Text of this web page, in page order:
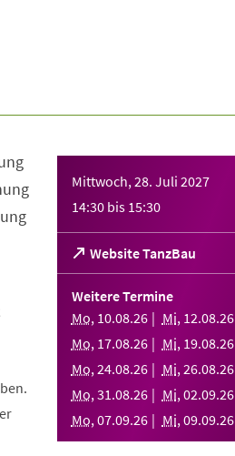
Mittwoch, 28. Juli 2027
14:30 bis 15:30
Website TanzBau
(Öffnet
in
einem
Tab)
Weitere Termine
Mo, 10.08.26 Mi, 12.08.26
Mo, 17.08.26 Mi, 19.08.26
Mo,24.08.26 Mi,26.08.26
Mo,31.08.26 Mi,02.09.26
Mo,07.09.26 Mi,09.09.26